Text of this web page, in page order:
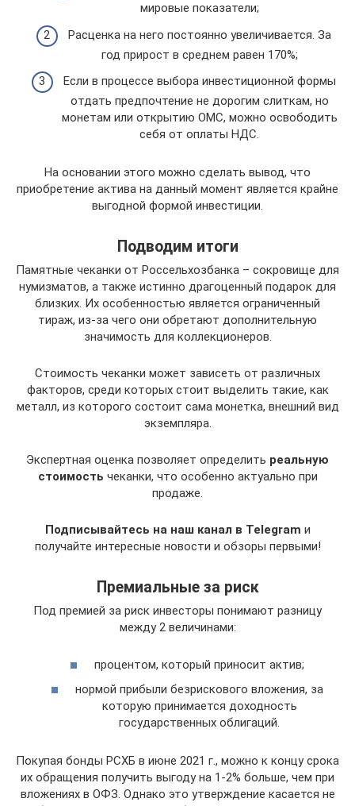
мировые показатели;
Расценка на него постоянно увеличивается. За
год прирост в среднем равен 170%;
Если в процессе выбора инвестиционной формы
отдать предпочтение не дорогим слиткам, но
монетам или открытию ОМС, можно освободить
себя от оплаты НДС.
На основании этого можно сделать вывод, что
приобретение актива на данный момент является крайне
выгодной формой инвестиции.
Подводим итоги
Памятные чеканки от Россельхозбанка – сокровище для
нумизматов, а также истинно драгоценный подарок для
близких. Их особенностью является ограниченный
тираж, из-за чего они обретают дополнительную
значимость для коллекционеров.
Стоимость чеканки может зависеть от различных
факторов, среди которых стоит выделить такие, как
металл, из которого состоит сама монетка, внешний вид
экземпляра.
Экспертная оценка позволяет определить реальную
стоимость чеканки, что особенно актуально при
продаже.
Подписывайтесь на наш канал в Telegram и
получайте интересные новости и обзоры первыми!
Премиальные за риск
Под премией за риск инвесторы понимают разницу
между 2 величинами:
процентом, который приносит актив;
нормой прибыли безрискового вложения, за
которую принимается доходность
государственных облигаций.
Покупая бонды РСХБ в июне 2021 г., можно к концу срока
их обращения получить выгоду на 1-2% больше, чем при
вложениях в ОФЗ. Однако это утверждение касается не